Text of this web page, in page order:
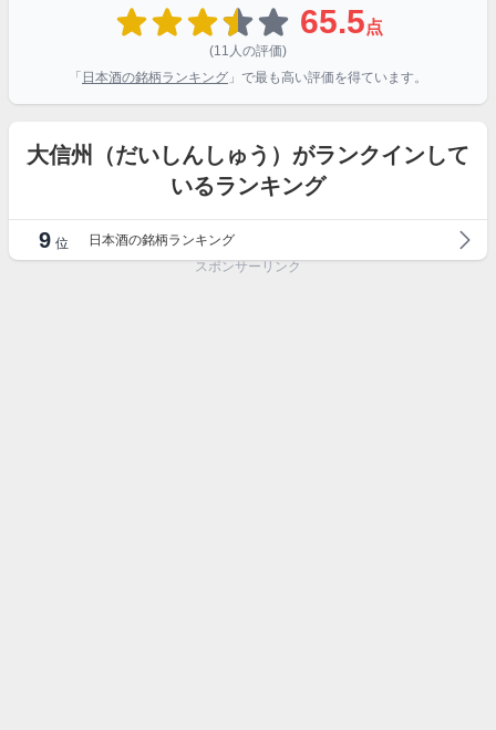
65.5点
(11人の評価)
「 日本酒の銘柄ランキング 」で最も高い評価を得ています。
大信州（だいしんしゅう）がランクインして
いるランキング
9 位
日本酒の銘柄ランキング
スポンサーリンク